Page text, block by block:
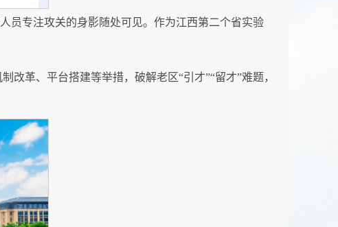
员专注攻关的身影随处可见。作为江西第二个省实验
改革、平台搭建等举措，破解老区“引才”“留才”难题，